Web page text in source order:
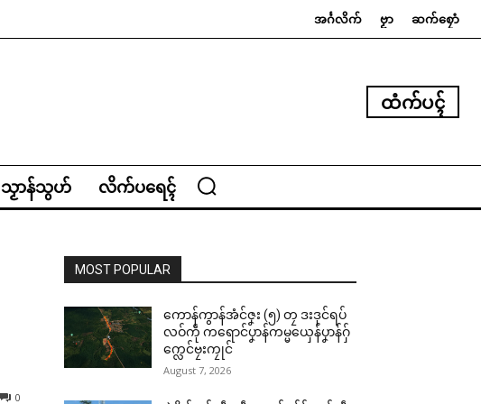
အၚ်္ဂလိက် ဗၟာ ဆက်စၠောံ
ထံက်ပၚ်
သၟာန်သွဟ် လိက်ပရေၚ်
0
MOST POPULAR
ကောန်ကွာန်အံင်ဇၞး (၅) တၠ ဒးဒုင်ရပ်
လဝ်ကဵု ကရောင်ပၞာန်ကမ္မယှေန်ပၞာန်ဂှ်
က္လေင်ဗၠးကၠုင်
August 7, 2026